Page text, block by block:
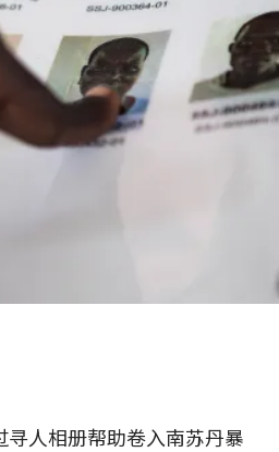
人相册帮助卷入南苏丹暴